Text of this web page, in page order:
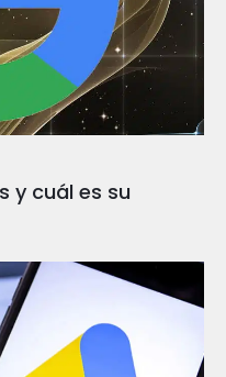
y cuál es su